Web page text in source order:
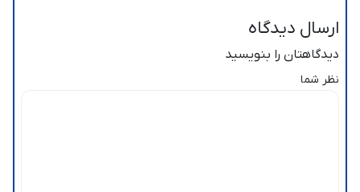
ارسال دیدگاه
دیدگاهتان را بنویسید
نظر شما